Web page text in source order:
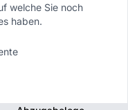
welche Sie noch
haben.